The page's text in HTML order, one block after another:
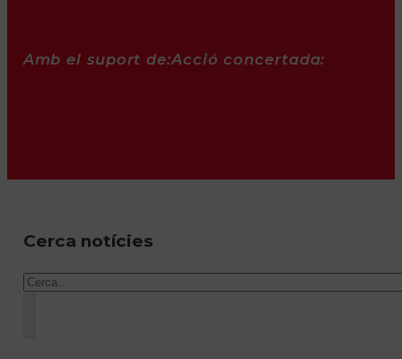
Amb el suport de:Acció concertada:
Cerca notícies
Cercar